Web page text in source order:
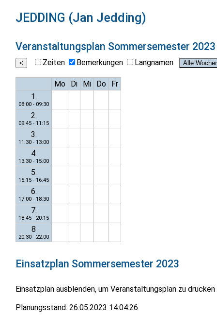
JEDDING (Jan Jedding)
Veranstaltungsplan Sommersemester 2023
Zeiten Bemerkungen Langnamen
Mo Di Mi Do
Fr
1.
08:00 - 09:30
2.
09:45 - 11:15
3.
11:30 - 13:00
4.
13:30 - 15:00
5.
15:15 - 16:45
6.
17:00 - 18:30
7.
18:45 - 20:15
8
20:30 - 22:00
Einsatzplan Sommersemester 2023
Einsatzplan ausblenden, um Veranstaltungsplan zu drucken
Planungsstand: 26.05.2023 14:04:26